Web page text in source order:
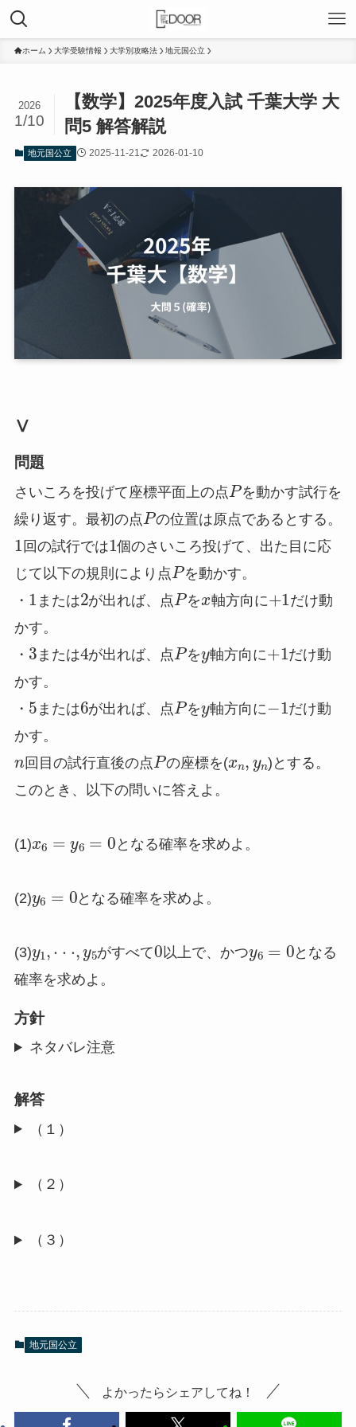
ホーム 大学受験情報 大学別攻略法 地元国公立
【数学】2025年度入試 千葉大学 大
問5 解答解説
2026
1/10
地元国公立 2025-11-21 2026-01-10
Ⅴ
問題
さいころを投げて座標平面上の点 Pを動かす試行を
繰り返す。最初の点 Pの位置は原点であるとする。
1 回の試行では1個のさいころ投げて、出た目に応
じて以下の規則により点 Pを動かす。
・ 1 または2が出れば、点 Pを 軸方向に + 1 だけ動
かす。
・ 3 または 4が出れば、点 Pを y軸方向に + 1 だけ動
かす。
・ 5 または6が出れば、点 Pを y軸方向に 1 だけ動
かす。
回目の試行直後の点 Pの座標を(x n)とする。
このとき、以下の問いに答えよ。
(1) となる確率を求めよ。
(2) となる確率を求めよ。
(3) がすべて0以上で、かつ
となる
確率を求めよ。
方針
ネタバレ注意
解答
（１）
（２）
（３）
地元国公立
よかったらシェアしてね！